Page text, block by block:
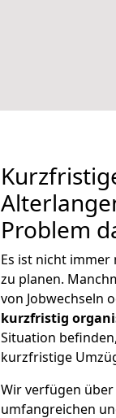
Problem
Es ist nicht immer
zu planen.
von Jobwechseln
kurzfristig
Situation
kurzfristige
Wir verfügen
umfangreichen